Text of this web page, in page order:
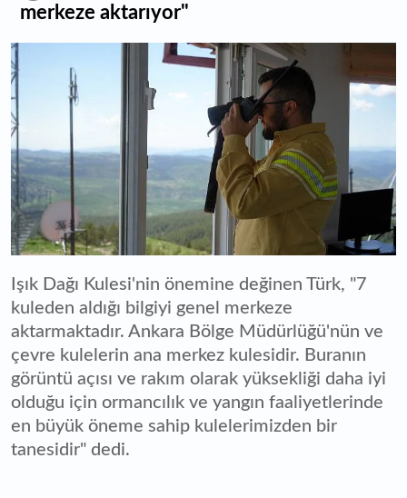
merkeze aktarıyor"
Işık Dağı Kulesi'nin önemine değinen Türk, "7
kuleden aldığı bilgiyi genel merkeze
aktarmaktadır. Ankara Bölge Müdürlüğü'nün ve
çevre kulelerin ana merkez kulesidir. Buranın
görüntü açısı ve rakım olarak yüksekliği daha iyi
olduğu için ormancılık ve yangın faaliyetlerinde
en büyük öneme sahip kulelerimizden bir
tanesidir" dedi.